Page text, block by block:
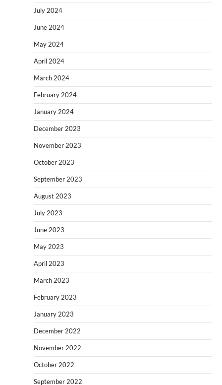
July 2024
June 2024
May 2024
April 2024
March 2024
February 2024
January 2024
December 2023
November 2023
October 2023
September 2023
August 2023
July 2023
June 2023
May 2023
April 2023
March 2023
February 2023
January 2023
December 2022
November 2022
October 2022
September 2022